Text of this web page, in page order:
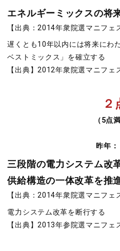
エネルギーミックスの将
【出典：2014年衆院選マニフェ
遅くとも10年以内には将来にわ
ベストミックス」を確立する
【出典】2012年衆院選マニフェ
２
（5点
昨年
三段階の電力システム改
供給構造の一体改革を推
【出典：2014年衆院選マニフェ
電力システム改革を断行する
【出典】2013年参院選マニフェ